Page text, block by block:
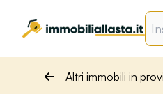
Altri immobili in